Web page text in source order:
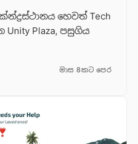
හෙවත් Tech
Plaza, පසුගිය
මාස 8කට පෙර